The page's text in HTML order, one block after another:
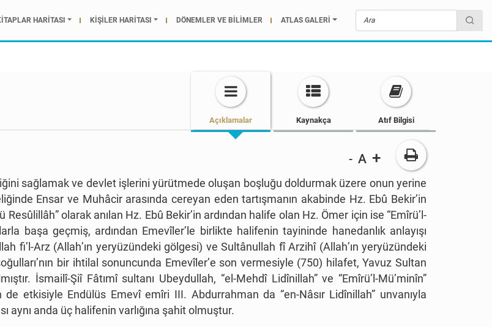
HARİTASI KİŞİLER HARİTASI DÖNEMLER VE BİLİMLER ATLAS GALERİ
Açıklamalar Kaynakça Atıf Bilgisi
- A +
sağlamak ve devlet işlerini yürütmede oluşan boşluğu doldurmak üzere onun yerine
Ensar ve Muhâcir arasında cereyan eden tartışmanın akabinde Hz. Ebû Bekir’in
Resûlillâh”olarak anılan Hz. Ebû Bekir’in ardından halife olan Hz. Ömer için ise “Emîrü’ l-
başa geçmiş, ardından Emevîler’ le birlikte halifenin tayininde hanedanlık anlayışı
fi’ l-Arz (Allah’ın yeryüzündeki gölgesi) ve Sultânullah fî Arzihî (Allah’ın yeryüzündeki
’nın bir ihtilal sonuncunda Emevîler’e son vermesiyle (750) hilafet, Yavuz Sultan
İsmailî-Şiî Fâtımî sultanı Ubeydullah, “el-Mehdî Lidînillah” ve “Emîrü’l-Mü’minîn”
etkisiyle Endülüs Emevî emîri III. Abdurrahman da “en-Nâsır Lidînillah” unvanıyla
anda üç halifenin varlığına şahit olmuştur.